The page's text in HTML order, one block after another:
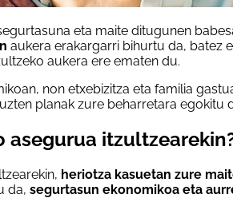
eta maite ditugunen
aukera erakargarri bihurtu da, batez
aukera ere ematen du.
non etxebizitza eta familia
planak zure beharretara
asegurua
heriotza kasuetan zure
da, segurtasun ekonomikoa eta